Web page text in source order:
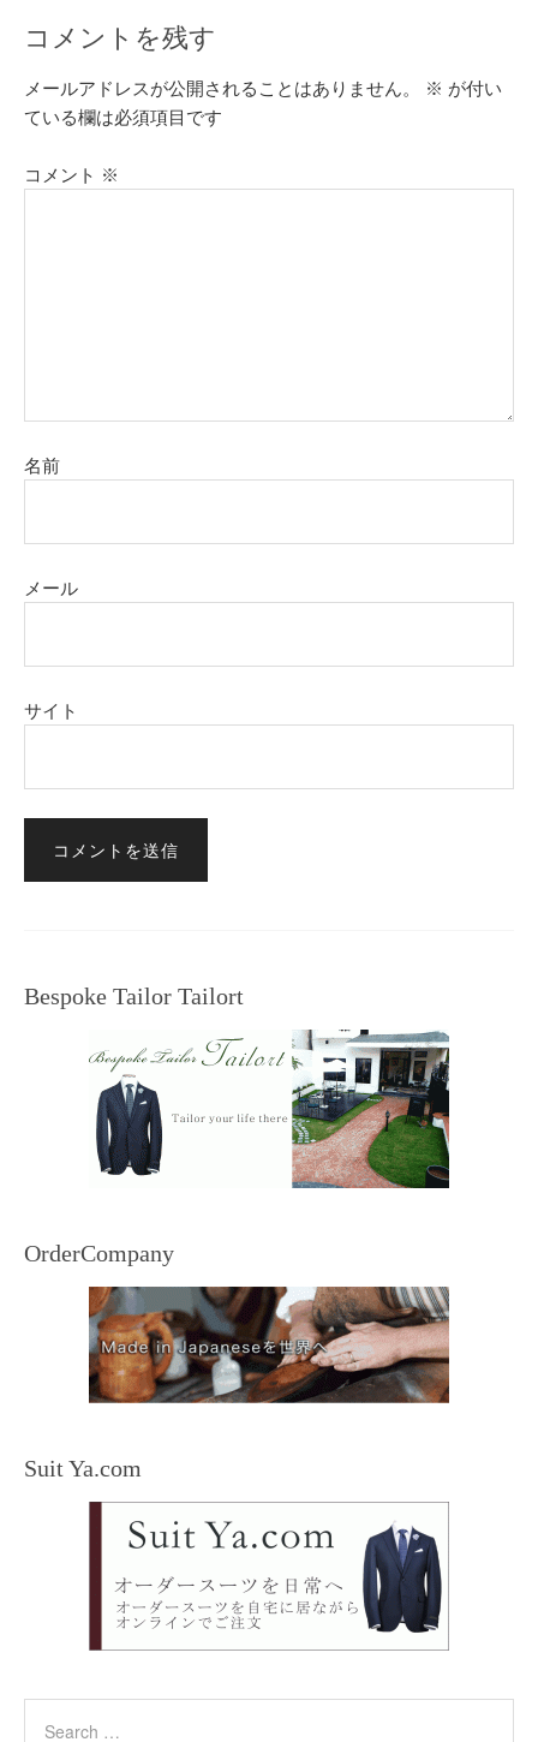
コメントを残す
メールアドレスが公開されることはありません。 ※ が付い
ている欄は必須項目です
コメント ※
名前
メール
サイト
Bespoke Tailor Tailort
OrderCompany
Suit Ya.com